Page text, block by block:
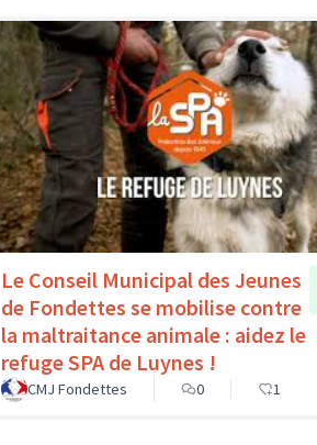
Le Conseil Municipal des Jeunes
de Fondettes se mobilise contre
la maltraitance animale : aidez le
refuge SPA de Luynes !
CMJ Fondettes 0 1